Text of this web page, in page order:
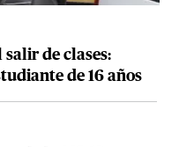
de clases:
de 16 años